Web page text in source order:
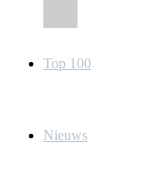
Top 100
Nieuws